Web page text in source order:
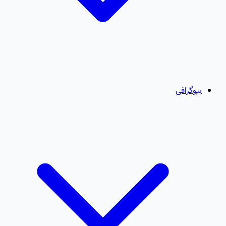
بیوگرافی